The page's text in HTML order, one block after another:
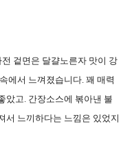
겉면은 달걀노른자 맛이 강
에서 느껴졌습니다. 꽤 매력
았고. 간장소스에 볶아낸 불
서 느끼하다는 느낌은 있었지